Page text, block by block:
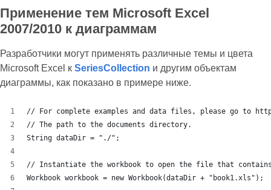
Применение тем Microsoft Excel
2007/2010 к диаграммам
Разработчики могут применять различные темы и цвета
Microsoft Excel к SeriesCollection и другим объектам
диаграммы, как показано в примере ниже.
// For complete examples and data files, please go to
// The path to the documents directory.
String dataDir = "./";
// Instantiate the workbook to open the file that
Workbook workbook = new Workbook(dataDir + "book1.xls");